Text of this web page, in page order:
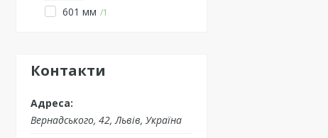
601 мм
1
Контакти
Вернадського, 42, Львів, Україна